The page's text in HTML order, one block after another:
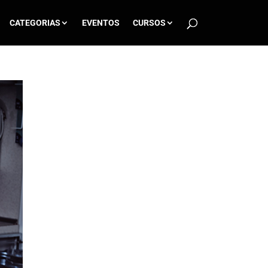
CATEGORIAS EVENTOS CURSOS